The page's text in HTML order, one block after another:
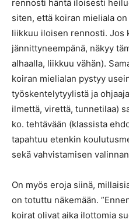
rennosti häntä iloisesti
siten, että koiran mieliala
liikkuu iloisen rennosti. Jos
jännittyneempänä, näkyy
alhaalla, liikkuu vähän).
koiran mielialan pystyy
työskentelytyylistä ja
ilmettä, virettä, tunnetilaa)
ko. tehtävään (klassista
tapahtuu etenkin
sekä vahvistamisen
On myös eroja siinä,
on totuttu näkemään.
koirat olivat aika ilottomia